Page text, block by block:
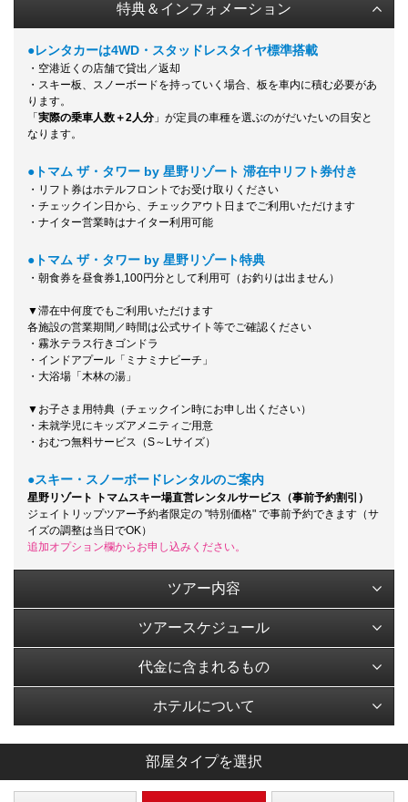
特典＆インフォメーション
●レンタカーは4WD・スタッドレスタイヤ標準搭載
・空港近くの店舗で貸出／返却
・スキー板、スノーボードを持っていく場合、板を車内に積む必要があ
ります。
「 実際の乗車人数＋2人分 」が定員の車種を選ぶのがだいたいの目安と
なります。
●トマム ザ・タワー by 星野リゾート 滞在中リフト券付き
・リフト券はホテルフロントでお受け取りください
・チェックイン日から、チェックアウト日までご利用いただけます
・ナイター営業時はナイター利用可能
●トマム ザ・タワー by 星野リゾート特典
・朝食券を昼食券1,100円分として利用可 （お釣りは出ません）
▼滞在中何度でもご利用いただけます
各施設の営業期間／時間は公式サイト等でご確認ください
・霧氷テラス行きゴンドラ
・インドアプール「ミナミナビーチ」
・大浴場「木林の湯」
▼お子さま用特典（チェックイン時にお申し出ください）
・未就学児にキッズアメニティご用意
・おむつ無料サービス（S～Lサイズ）
●スキー・スノーボードレンタルのご案内
星野リゾート トマムスキー場直営レンタルサービス（事前予約割引）
ジェイトリップツアー予約者限定の "特別価格" で事前予約できます（サ
イズの調整は当日でOK）
追加オプション欄からお申し込みください。
ツアー内容
ツアースケジュール
代金に含まれるもの
ホテルについて
部屋タイプを選択